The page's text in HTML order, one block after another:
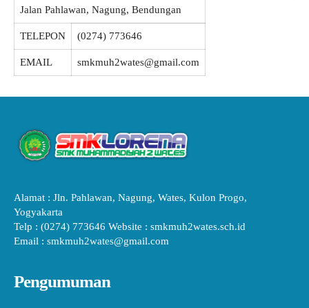
Jalan Pahlawan, Nagung, Bendungan
TELEPON (0274) 773646
EMAIL smkmuh2wates@gmail.com
Alamat : Jln. Pahlawan, Nagung, Wates, Kulon Progo,
Yogyakarta
Telp : (0274) 773646 Website : smkmuh2wates.sch.id
Email : smkmuh2wates@gmail.com
Pengumuman